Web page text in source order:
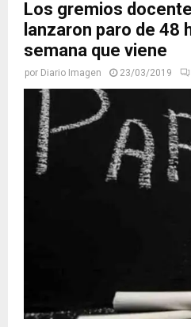
Los gremios
lanzaron paro de 48
semana que viene
por Diario Imagen 23/03/2019